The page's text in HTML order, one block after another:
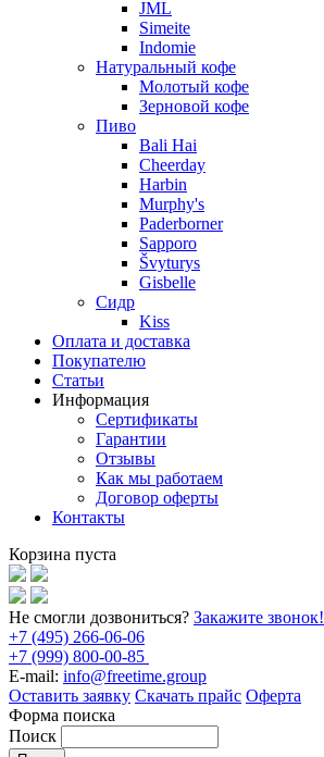
JML
Simeite
Indomie
Натуральный кофе
Молотый кофе
Зерновой кофе
Пиво
Bali Hai
Cheerday
Harbin
Murphy's
Paderborner
Sapporo
Švyturys
Gisbelle
Сидр
Kiss
Оплата и доставка
Покупателю
Статьи
Информация
Сертификаты
Гарантии
Отзывы
Как мы работаем
Договор оферты
Контакты
Корзина пуста
Не смогли дозвониться? Закажите звонок!
+7 (495) 266-06-06
+7 (999) 800-00-85
E-mail: info@freetime.group
Оставить заявку Скачать прайс Оферта
Форма поиска
Поиск